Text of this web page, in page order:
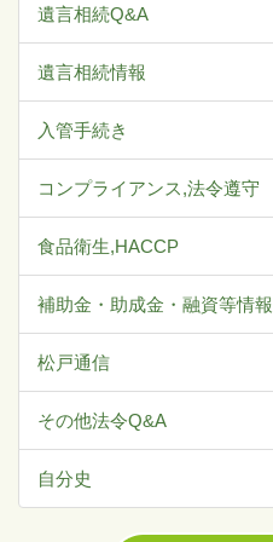
遺言相続Q&A
遺言相続情報
入管手続き
コンプライアンス,法令遵守
食品衛生,HACCP
補助金・助成金・融資等情報
松戸通信
その他法令Q&A
自分史